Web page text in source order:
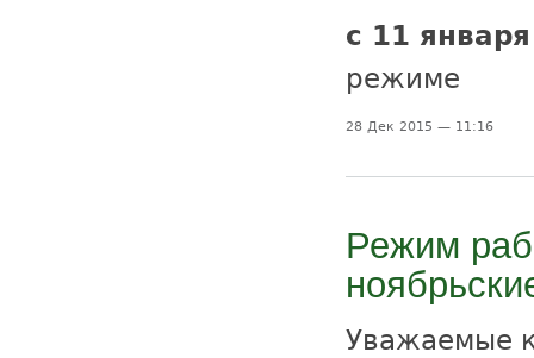
с 11
режиме
28 Дек 2015 — 11:16
Режим
Уважаемые